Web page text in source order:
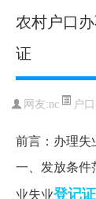
农村户口
证
网友:nc 户
前言：办理失
一、发放条件
业失业登记证